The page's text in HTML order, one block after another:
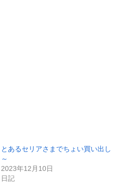
とあるセリアさまでちょい買い出し
～
2023年12月10日
日記